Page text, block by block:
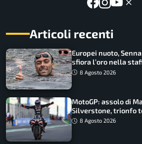
Articoli recenti
Europei nuoto,
sfiora l’oro nella
urlo, il bilancio azzurro
8 Agosto 2026
MotoGP: assolo di
Silverstone, trionfo
8 Agosto 2026